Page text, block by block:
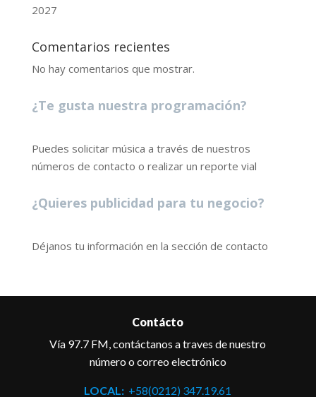
2027
Comentarios recientes
No hay comentarios que mostrar.
¿Te gusta nuestra programación?
Puedes solicitar música a través de nuestros
números de contacto o realizar un reporte vial
¿Quieres publicidad para tu negocio?
Déjanos tu información en la sección de contacto
Contácto
Vía 97.7 FM, contáctanos a traves de nuestro
número o correo electrónico
LOCAL: +58(0212) 347.19.61